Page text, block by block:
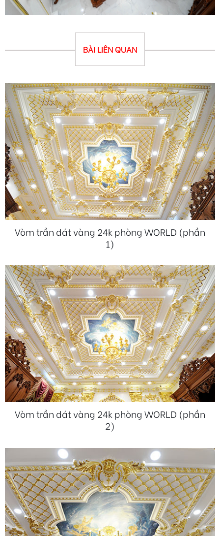
BÀI LIÊN QUAN
Vòm trần dát vàng 24k phòng WORLD (phần
1)
Vòm trần dát vàng 24k phòng WORLD (phần
2)